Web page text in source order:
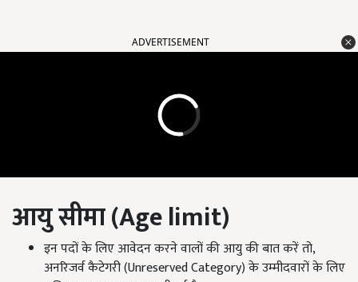
ADVERTISEMENT
आयु सीमा (Age limit)
इन पदों के लिए आवेदन करने वालों की आयु की बात करें तो,
अनरिजर्व कैटेगरी (Unreserved Category) के उम्मीदवारों के लिए